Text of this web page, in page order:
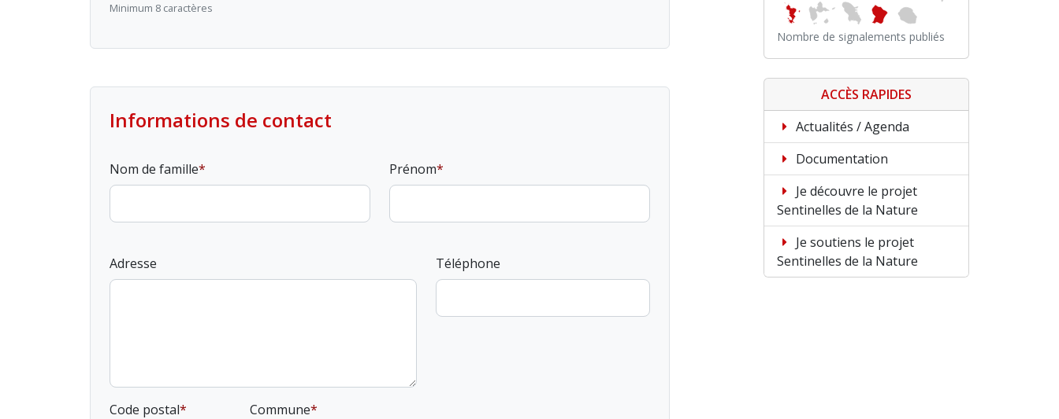
Minimum 8 caractères
Informations de contact
Nom de famille Prénom
Adresse Téléphone
Code postal Commune
Nombre de signalements publiés
ACCÈS RAPIDES
Actualités / Agenda
Documentation
Je découvre le projet
Sentinelles de la Nature
Je soutiens le projet
Sentinelles de la Nature